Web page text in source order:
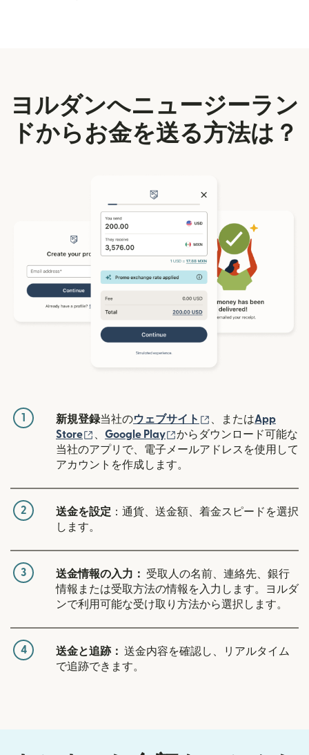
ヨルダンへニュージーラン
ドからお金を送る方法は？
1 新規登録当社のウェブサイト （別ウィンドウで
、またはApp
Store
（別ウィンドウで開きます）
Google Play （別ウィンドウで開きま
からダウンロード可能な
当社のアプリで、電子メールアドレスを使用して
アカウントを作成します。
2 送金を設定 ：通貨、送金額、着金スピードを選択
します。
3 送金情報の入力：
受取人の名前、連絡先、銀行
情報または受取方法の情報を入力します。ヨルダ
ンで利用可能な受け取り方法から選択します。
4 送金と追跡： 送金内容を確認し、リアルタイム
で追跡できます。